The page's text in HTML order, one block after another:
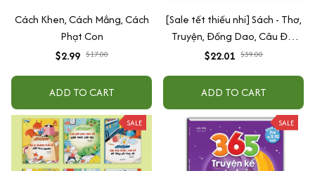
Cách Khen, Cách Mắng, Cách
Phạt Con
$2.99 $17.00
ADD TO CART
[Sale tết thiếu nhi] Sách - Thơ,
Truyện, Đồng Dao, Câu Đố,
Tập Nói Tập Đọc Cho Bé 0-6
$22.01 $39.00
ADD TO CART
SALE SALE